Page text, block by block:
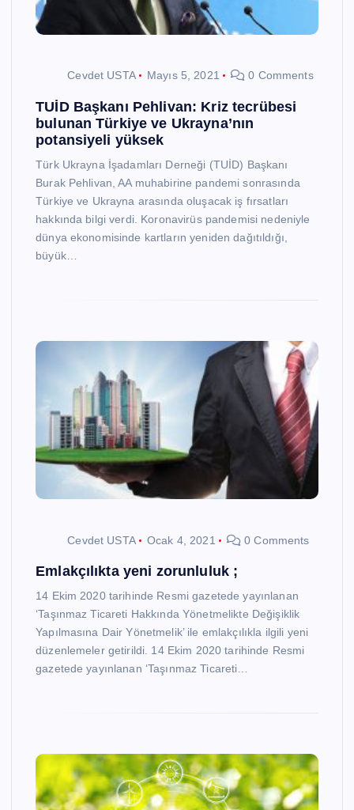
Cevdet USTA Mayıs 5, 2021 0 Comments
TUİD Başkanı Pehlivan: Kriz tecrübesi
bulunan Türkiye ve Ukrayna’nın
potansiyeli yüksek
Türk Ukrayna İşadamları Derneği (TUİD) Başkanı
Burak Pehlivan, AA muhabirine pandemi sonrasında
Türkiye ve Ukrayna arasında oluşacak iş fırsatları
hakkında bilgi verdi. Koronavirüs pandemisi nedeniyle
dünya ekonomisinde kartların yeniden dağıtıldığı,
büyük…
Cevdet USTA Ocak 4, 2021 0 Comments
Emlakçılıkta yeni zorunluluk ;
14 Ekim 2020 tarihinde Resmi gazetede yayınlanan
‘Taşınmaz Ticareti Hakkında Yönetmelikte Değişiklik
Yapılmasına Dair Yönetmelik’ ile emlakçılıkla ilgili yeni
düzenlemeler getirildi. 14 Ekim 2020 tarihinde Resmi
gazetede yayınlanan ‘Taşınmaz Ticareti…